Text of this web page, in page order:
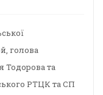
голова
Тодорова та
РТЦК та СП